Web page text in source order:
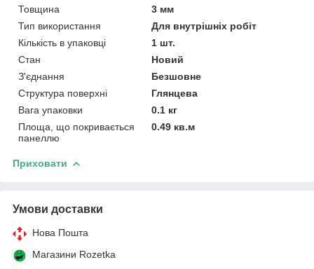
Товщина
3 мм
Тип використання
Для внутрішніх робіт
Кількість в упаковці
1 шт.
Стан
Новий
З'єднання
Безшовне
Структура поверхні
Глянцева
Вага упаковки
0.1 кг
Площа, що покривається
панеллю
0.49 кв.м
Приховати
Умови доставки
Нова Пошта
Магазини Rozetka